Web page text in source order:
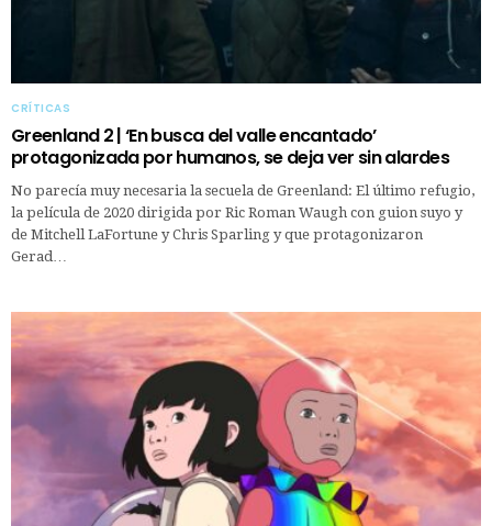
CRÍTICAS
Greenland 2 | ‘En busca del valle encantado’
protagonizada por humanos, se deja ver sin alardes
No parecía muy necesaria la secuela de Greenland: El último refugio,
la película de 2020 dirigida por Ric Roman Waugh con guion suyo y
de Mitchell LaFortune y Chris Sparling y que protagonizaron
Gerad…